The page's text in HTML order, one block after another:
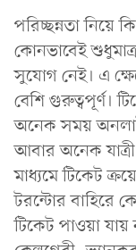
পরিচ্ছন্নতা নিয়ে
কোনভাবেই
সুযোগ নেই। এ
বেশি গুরুত্বপূর্ণ।
অনেক সময়
আবার অনেক
মাধ্যমে টিকেট
টরন্টোর বাহিরে
টিকেট পাওয়া